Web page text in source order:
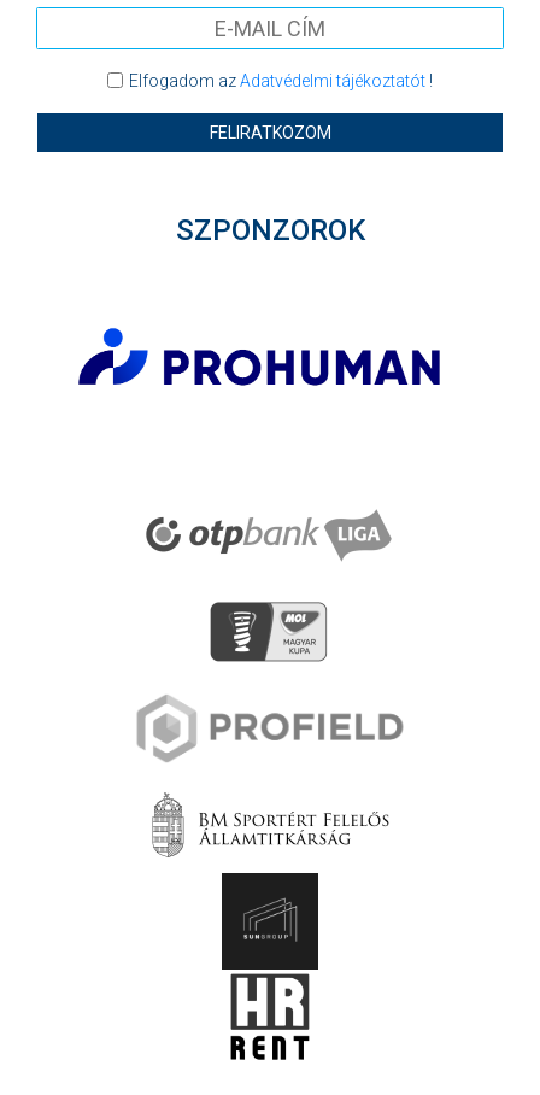
Elfogadom azAdatvédelmi tájékoztatót!
FELIRATKOZOM
SZPONZOROK